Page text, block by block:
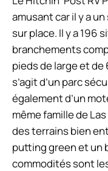
amusant car il y a
sur place. Il y a 196
branchements
pieds de large et de
s’agit d’un parc
également d’un
même famille de
des terrains bien
putting green et un
commodités sont